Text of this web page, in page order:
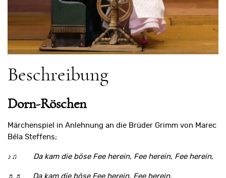
Beschreibung
Dorn-Röschen
Märchenspiel in Anlehnung an die Brüder Grimm von Marec
Béla Steffens;
♪♫ Da kam die böse Fee herein, Fee herein, Fee herein,
♬♬ Da kam die böse Fee herein, Fee herein.